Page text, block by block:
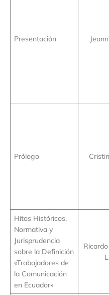
Presentación
Prólogo
Hitos Históricos,
Normativa y
Jurisprudencia
sobre la Definición
«Trabajadores de
la Comunicación
en Ecuador»